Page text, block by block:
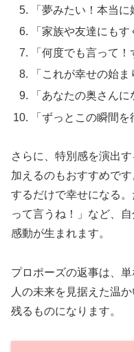
「夢みたい！本当に
「家族や友達にもす
「何度でも言って
「これが幸せの始ま
「あなたの奥さん
「ずっとこの瞬間を
さらに、特別感を演出
加えるのもおすすめで
するだけで幸せになる
って言うね！」など、
感動が生まれます。
プロポーズの返事は、
人の未来を見据えた温
残るものになります。